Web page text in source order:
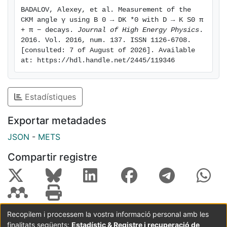
BADALOV, Alexey, et al. Measurement of the
CKM angle γ using B 0 → DK *0 with D → K S0 π
+ π − decays. Journal of High Energy Physics .
2016. Vol. 2016, num. 137. ISSN 1126-6708.
[consulted: 7 of August of 2026]. Available
at: https://hdl.handle.net/2445/119346
Estadístiques
Exportar metadades
JSON - METS
Compartir registre
Coordinació:CRAI UB Avís legal Metadades
Recopilem i processem la vostra informació personal amb les
finalitats següents: Estadístic & Registre i recuperació de